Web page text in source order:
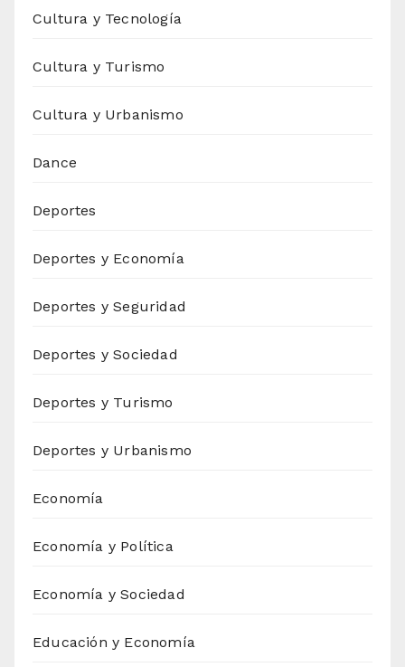
Cultura y Tecnología
Cultura y Turismo
Cultura y Urbanismo
Dance
Deportes
Deportes y Economía
Deportes y Seguridad
Deportes y Sociedad
Deportes y Turismo
Deportes y Urbanismo
Economía
Economía y Política
Economía y Sociedad
Educación y Economía